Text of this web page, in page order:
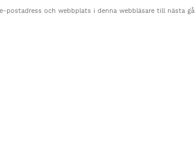
postadress och webbplats i denna webbläsare till nästa